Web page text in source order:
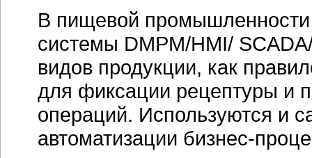
В пищевой промышленности
системы DMPM/HMI/
видов продукции, как
для фиксации рецептуры и
операций. Используются и
автоматизации бизнес-